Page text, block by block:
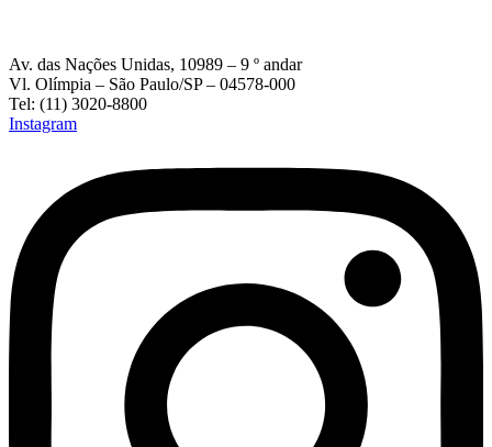
Av. das Nações Unidas, 10989 – 9 º andar
Vl. Olímpia – São Paulo/SP – 04578-000
Tel: (11) 3020-8800
Instagram